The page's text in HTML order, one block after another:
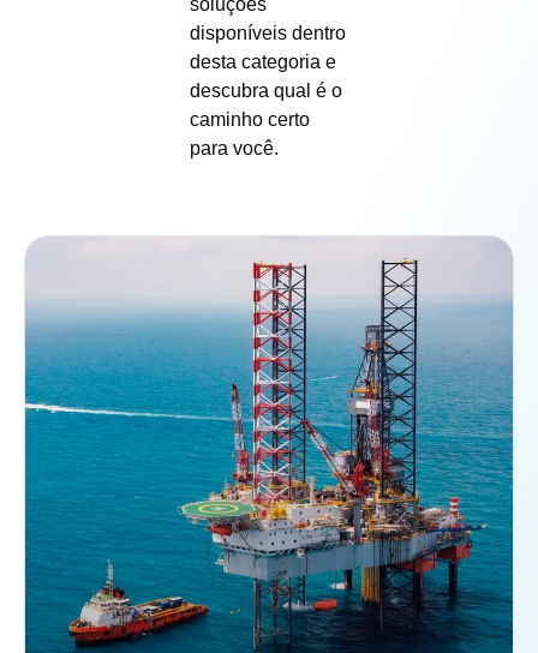
soluções
disponíveis dentro
desta categoria e
descubra qual é o
caminho certo
para você.